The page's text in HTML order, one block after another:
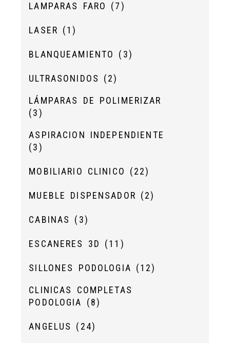
LAMPARAS FARO (7)
LASER (1)
BLANQUEAMIENTO (3)
ULTRASONIDOS (2)
LÁMPARAS DE POLIMERIZAR
(3)
ASPIRACION INDEPENDIENTE
(3)
MOBILIARIO CLINICO (22)
MUEBLE DISPENSADOR (2)
CABINAS (3)
ESCANERES 3D (11)
SILLONES PODOLOGIA (12)
CLINICAS COMPLETAS
PODOLOGIA (8)
ANGELUS (24)